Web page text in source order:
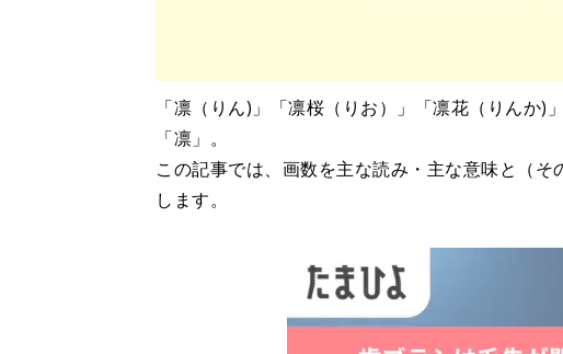
「凛（りん)」「凛桜（りお）」「凛花（りんか)
「凛」。
この記事では、画数を主な読み・主な意味と（
します。